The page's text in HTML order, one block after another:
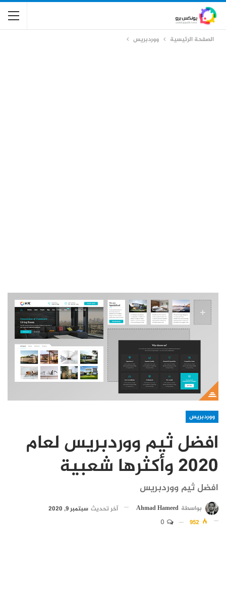
الصفحة الرئيسية ووردبريس
ووردبريس
افضل ثيم ووردبريس لعام
2020 وأكثرها شعبية
افضل ثيم ووردبريس
بواسطة Ahmad Hameed آخر تحديث سبتمبر 9, 2020